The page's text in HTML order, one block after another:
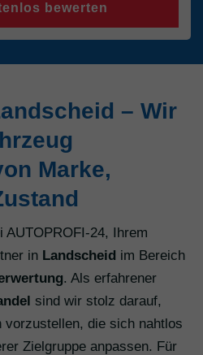
bewerten
– Wir
Marke,
24, Ihrem
in Landscheid im Bereich
. Als erfahrener
sind wir stolz darauf,
vorzustellen, die sich nahtlos
Zielgruppe anpassen. Für